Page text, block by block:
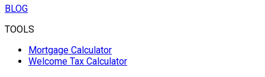
BLOG
TOOLS
Mortgage Calculator
Welcome Tax Calculator